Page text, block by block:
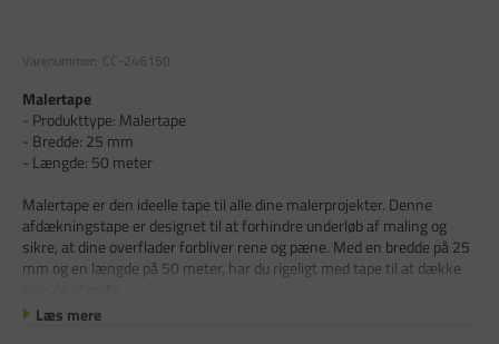
Varenummer: CC-246150
Malertape
- Produkttype: Malertape
- Bredde: 25 mm
- Længde: 50 meter
Malertape er den ideelle tape til alle dine malerprojekter. Denne
afdækningstape er designet til at forhindre underløb af maling og
sikre, at dine overflader forbliver rene og pæne. Med en bredde på 25
mm og en længde på 50 meter, har du rigeligt med tape til at dække
Læs mere